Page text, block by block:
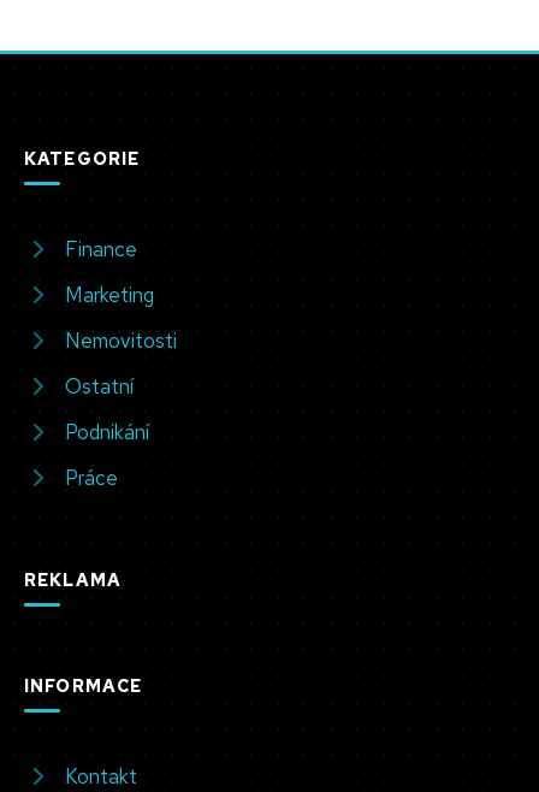
KATEGORIE
Finance
Marketing
Nemovitosti
Ostatní
Podnikání
Práce
REKLAMA
INFORMACE
Kontakt